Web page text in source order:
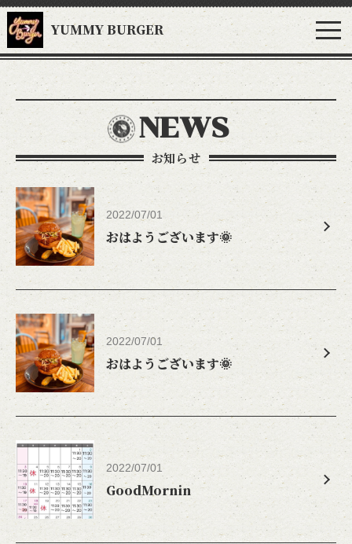
YUMMY BURGER
NEWS
お知らせ
2022/07/01
おはようございます🌞
2022/07/01
おはようございます🌞
2022/07/01
GoodMornin